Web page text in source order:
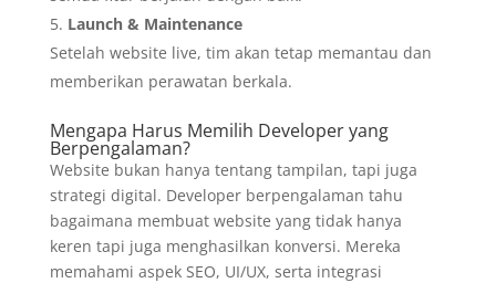
Launch & Maintenance
Setelah website live, tim akan tetap memantau dan
memberikan perawatan berkala.
Mengapa Harus Memilih Developer yang
Berpengalaman?
Website bukan hanya tentang tampilan, tapi juga
strategi digital. Developer berpengalaman tahu
bagaimana membuat website yang tidak hanya
keren tapi juga menghasilkan konversi. Mereka
memahami aspek SEO, UI/UX, serta integrasi